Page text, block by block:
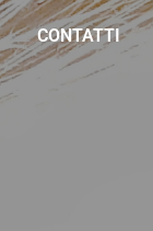
CONTATTI